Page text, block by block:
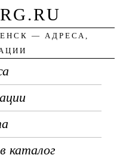
— АДРЕСА,
каталог